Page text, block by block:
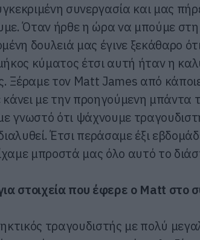
συνεργασία και μας
Όταν ήρθε η ώρα να μπούμε στη
δουλειά μας έγινε ξεκάθαρο
κύματος έτσι αυτή ήταν η
Ξέραμε τον Matt James από
κάνει με την προηγούμενη μπάντα
γνωστό ότι ψάχνουμε
Έτσι περάσαμε έξι
μπροστά μας όλο αυτό το
στοιχεία που έφερε ο Matt στο
τραγουδιστής με πολύ